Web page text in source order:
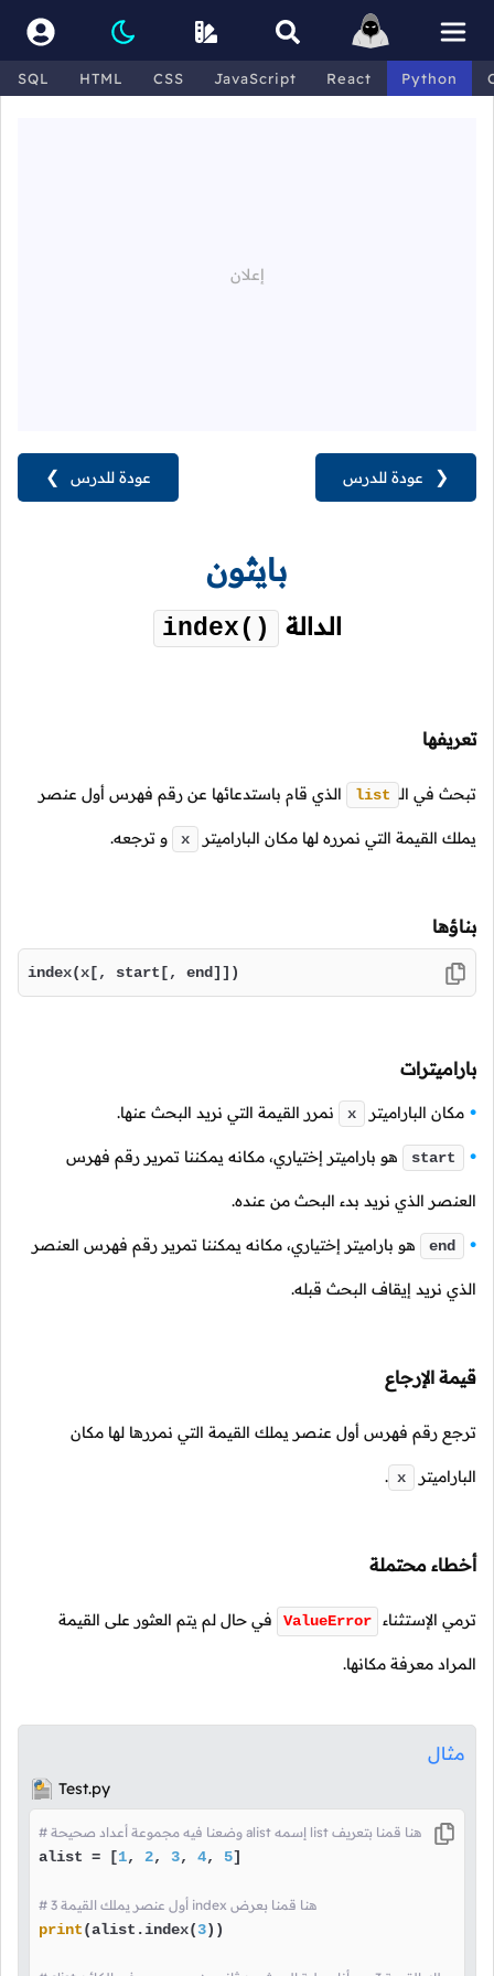
SQL HTML CSS JavaScript React Python
عودة للدرس ❯ ❮ عودة للدرس
بايثون
الدالة index()
تعريفها
تبحث في الـ list الذي قام باستدعائها عن رقم فهرس أول عنصر
يملك القيمة التي نمرره لها مكان الباراميتر x و ترجعه.
بناؤها
index(x[, start[, end]])
باراميترات
مكان الباراميتر x نمرر القيمة التي نريد البحث عنها.
start هو باراميتر إختياري، مكانه يمكننا تمرير رقم فهرس
العنصر الذي نريد بدء البحث من عنده.
end هو باراميتر إختياري، مكانه يمكننا تمرير رقم فهرس العنصر
الذي نريد إيقاف البحث قبله.
قيمة الإرجاع
ترجع رقم فهرس أول عنصر يملك القيمة التي نمررها لها مكان
الباراميتر x
.
أخطاء محتملة
ترمي الإستثناء ValueError في حال لم يتم العثور على القيمة
المراد معرفة مكانها.
مثال
Test.py
# وضعنا فيه مجموعة أعداد صحيحة alist إسمه list هنا قمنا بتعريف
alist = [1, 2, 3, 4, 5]
# 3 أول عنصر يملك القيمة index هنا قمنا بعرض
print(alist.index(3))